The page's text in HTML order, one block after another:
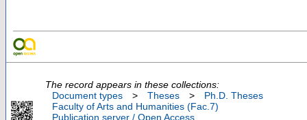
The record appears in these collections:
Document types
> Theses >
Ph.D. Theses
Faculty of Arts and Humanities (Fac.7)
Publication server / Open Access